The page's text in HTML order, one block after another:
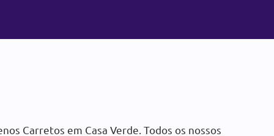
Casa Verde
Carretos em Casa Verde. Todos os nossos